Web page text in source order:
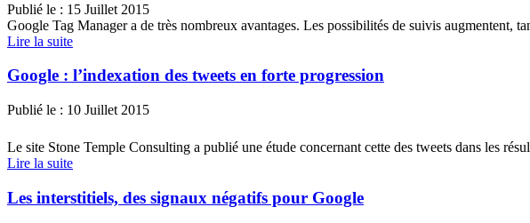
Publié le : 15 Juillet 2015
Google Tag Manager a de très nombreux avantages. Les possibilités de suivis augmentent,
Lire la suite
Google : l’indexation des tweets en forte progression
Publié le : 10 Juillet 2015
Le site Stone Temple Consulting a publié une étude concernant cette des tweets dans les
Lire la suite
Les interstitiels, des signaux négatifs pour Google